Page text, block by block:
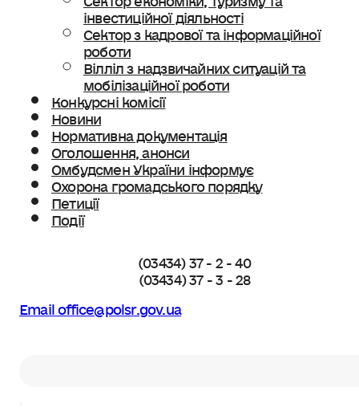
інвестиційної діяльності
Сектор з кадрової та інформаційної
роботи
Вілліл з надзвичайних ситуацій та
мобілізаційної роботи
Конкурсні комісії
Новини
Нормативна документація
Оголошення, анонси
Омбудсмен України інформує
Охорона громадського порядку
Петиції
Події
(03434) 37 - 2 - 40
(03434) 37 - 3 - 28
Email office@polsr.gov.ua